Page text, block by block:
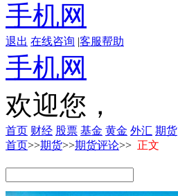
手机网
退出 在线咨询 |客服帮助
手机网
欢迎您，
首页 财经 股票 基金 黄金 外汇 期货
首页>>期货>>期货评论>> 正文